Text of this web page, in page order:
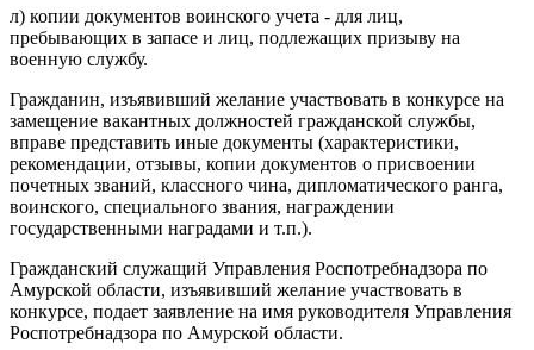
л) копии документов воинского учета - для лиц,
пребывающих в запасе и лиц, подлежащих призыву на
военную службу.
Гражданин, изъявивший желание участвовать в конкурсе на
замещение вакантных должностей гражданской службы,
вправе представить иные документы (характеристики,
рекомендации, отзывы, копии документов о присвоении
почетных званий, классного чина, дипломатического ранга,
воинского, специального звания, награждении
государственными наградами и т.п.).
Гражданский служащий Управления Роспотребнадзора по
Амурской области, изъявивший желание участвовать в
конкурсе, подает заявление на имя руководителя Управления
Роспотребнадзора по Амурской области.